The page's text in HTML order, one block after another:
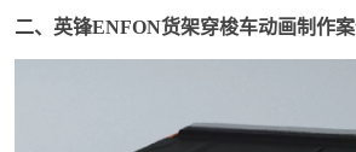
二、英锋ENFON货架穿梭车动画制作